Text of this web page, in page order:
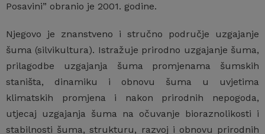
Posavini” obranio je 2001. godine.
Njegovo je znanstveno i stručno područje uzgajanje
šuma (silvikultura). Istražuje prirodno uzgajanje šuma,
prilagodbe uzgajanja šuma promjenama šumskih
staništa, dinamiku i obnovu šuma u uvjetima
klimatskih promjena i nakon prirodnih nepogoda,
utjecaj uzgajanja šuma na očuvanje bioraznolikosti i
stabilnosti šuma, strukturu, razvoj i obnovu prirodnih